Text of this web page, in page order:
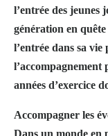
l’entrée des jeunes
génération en
l’entrée dans sa vie
l’accompagnement
années d’exercice
Accompagner les